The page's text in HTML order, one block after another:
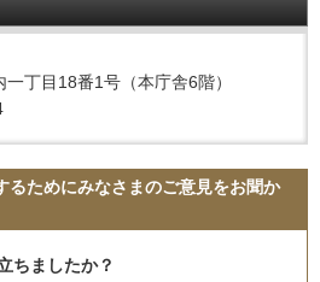
丁目18番1号（本庁舎6階）
るためにみなさまのご意見をお聞か
ちましたか？